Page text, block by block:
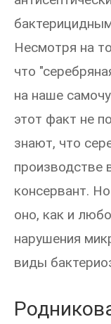
Несмотря на
что
на наше
этот факт не
знают, что
производстве
консервант.
оно, как и
нарушения
виды